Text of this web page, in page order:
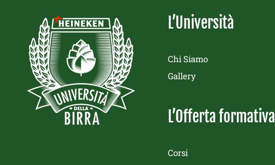
L’Università
Chi Siamo
Gallery
L’Offerta formativa
Corsi